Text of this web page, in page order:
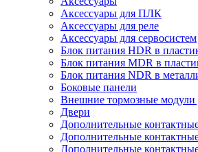
Аксессуары для ПЛК
Аксессуары для реле
Аксессуары для сервосистем
Блок питания HDR в
Блок питания MDR в
Блок питания NDR в
Боковые панели
Внешние тормозные
Двери
Дополнительные
Дополнительные
Дополнительные